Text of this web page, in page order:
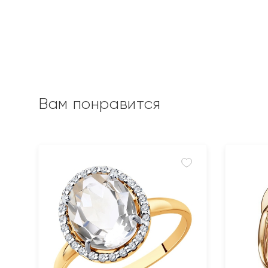
Вам понравится